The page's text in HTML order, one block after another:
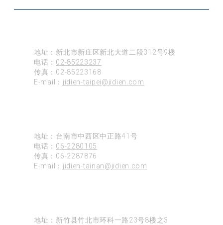
地址：新北市新庄区新北大道二段312号9楼
电话： 02-85223237
传真：02-85223168
E-mail： jidien-taipei@jidien.com
地址：台南市中西区中正路41号
电话： 06-2280105
传真：06-2287876
E-mail： jidien-tainan@jidien.com
地址：新竹县竹北市环科一路23号8楼之3